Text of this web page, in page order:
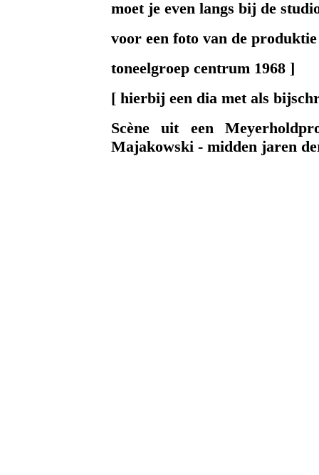
moet je even langs bij de
voor een foto van de
toneelgroep centrum 1968 ]
[ hierbij een dia met als
Scène uit een
Majakowski - midden jaren